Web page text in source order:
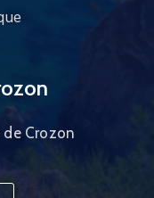
de Crozon